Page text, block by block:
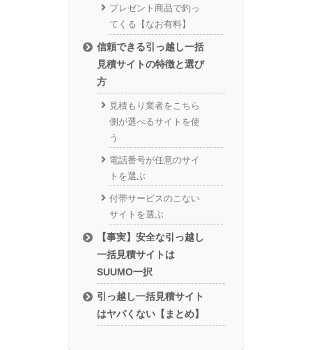
プレゼント商品で釣っ
てくる【なお有料】
信頼できる引っ越し一括
見積サイトの特徴と選び
方
見積もり業者をこちら
側が選べるサイトを使
う
電話番号が任意のサイ
トを選ぶ
付帯サービスのこない
サイトを選ぶ
【事実】安全な引っ越し
一括見積サイトは
SUUMO一択
引っ越し一括見積サイト
はヤバくない【まとめ】